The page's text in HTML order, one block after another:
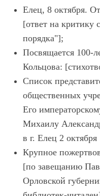
Елец, 8 октября.
[ответ на критику
порядка"];
Посвящается 100-
Кольцова:
Список
общественных
Его
Михаилу
в г. Елец 2 октября
Крупное
[по завещанию
Орловской